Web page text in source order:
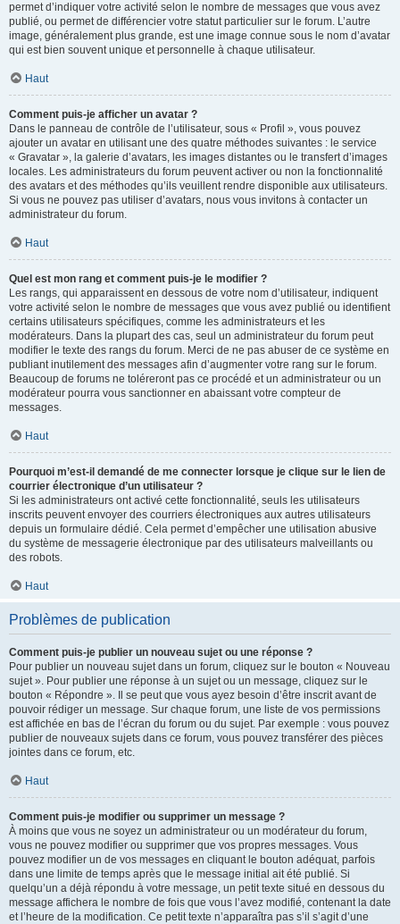
permet d’indiquer votre activité selon le nombre de messages que vous avez
publié, ou permet de différencier votre statut particulier sur le forum. L’autre
image, généralement plus grande, est une image connue sous le nom d’avatar
qui est bien souvent unique et personnelle à chaque utilisateur.
Haut
Comment puis-je afficher un avatar ?
Dans le panneau de contrôle de l’utilisateur, sous « Profil », vous pouvez
ajouter un avatar en utilisant une des quatre méthodes suivantes : le service
« Gravatar », la galerie d’avatars, les images distantes ou le transfert d’images
locales. Les administrateurs du forum peuvent activer ou non la fonctionnalité
des avatars et des méthodes qu’ils veuillent rendre disponible aux utilisateurs.
Si vous ne pouvez pas utiliser d’avatars, nous vous invitons à contacter un
administrateur du forum.
Haut
Quel est mon rang et comment puis-je le modifier ?
Les rangs, qui apparaissent en dessous de votre nom d’utilisateur, indiquent
votre activité selon le nombre de messages que vous avez publié ou identifient
certains utilisateurs spécifiques, comme les administrateurs et les
modérateurs. Dans la plupart des cas, seul un administrateur du forum peut
modifier le texte des rangs du forum. Merci de ne pas abuser de ce système en
publiant inutilement des messages afin d’augmenter votre rang sur le forum.
Beaucoup de forums ne toléreront pas ce procédé et un administrateur ou un
modérateur pourra vous sanctionner en abaissant votre compteur de
messages.
Haut
Pourquoi m’est-il demandé de me connecter lorsque je clique sur le lien de
courrier électronique d’un utilisateur ?
Si les administrateurs ont activé cette fonctionnalité, seuls les utilisateurs
inscrits peuvent envoyer des courriers électroniques aux autres utilisateurs
depuis un formulaire dédié. Cela permet d’empêcher une utilisation abusive
du système de messagerie électronique par des utilisateurs malveillants ou
des robots.
Haut
Problèmes de publication
Comment puis-je publier un nouveau sujet ou une réponse ?
Pour publier un nouveau sujet dans un forum, cliquez sur le bouton « Nouveau
sujet ». Pour publier une réponse à un sujet ou un message, cliquez sur le
bouton « Répondre ». Il se peut que vous ayez besoin d’être inscrit avant de
pouvoir rédiger un message. Sur chaque forum, une liste de vos permissions
est affichée en bas de l’écran du forum ou du sujet. Par exemple : vous pouvez
publier de nouveaux sujets dans ce forum, vous pouvez transférer des pièces
jointes dans ce forum, etc.
Haut
Comment puis-je modifier ou supprimer un message ?
À moins que vous ne soyez un administrateur ou un modérateur du forum,
vous ne pouvez modifier ou supprimer que vos propres messages. Vous
pouvez modifier un de vos messages en cliquant le bouton adéquat, parfois
dans une limite de temps après que le message initial ait été publié. Si
quelqu’un a déjà répondu à votre message, un petit texte situé en dessous du
message affichera le nombre de fois que vous l’avez modifié, contenant la date
et l’heure de la modification. Ce petit texte n’apparaîtra pas s’il s’agit d’une